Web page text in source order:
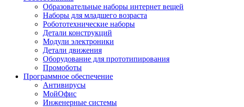
Образовательные наборы интернет вещей
Наборы для младшего возраста
Робототехнические наборы
Детали конструкций
Модули электроники
Детали движения
Оборудование для прототипирования
Промоботы
Программное обеспечение
Антивирусы
МойОфис
Инженерные системы